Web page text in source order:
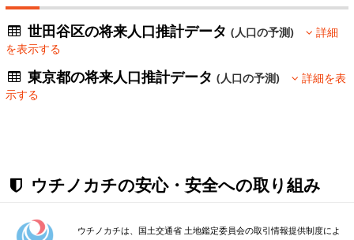
世田谷区の将来人口推計データ(人口の予測)
詳細
を表示する
東京都の将来人口推計データ(人口の予測)
詳細を表
示する
ウチノカチの安心・安全への取り組み
ウチノカチは、国土交通省 土地鑑定委員会の取引情報提供制度によ